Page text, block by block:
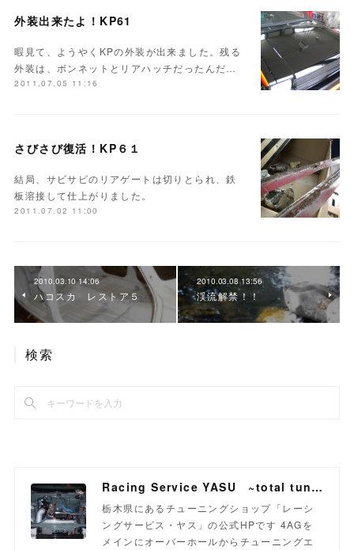
外装出来たよ！KP61
暇見て、ようやくKPの外装が出来ました。残る
外装は、ボンネットとリアハッチだったんだ…
2011.07.05 11:16
さびさび復活！KP６１
結局、サビサビのリアゲートは切りとられ、鉄
板溶接して仕上がりました。
2011.07.02 11:00
2010.03.10 14:06
ハコスカ レストア５
2010.03.08 13:56
渓流解禁！！
検索
Racing Service YASU ~total tuning proshop~
栃木県にあるチューニングショップ「レーシ
ングサービス・ヤス」の公式HPです 4AGを
メインにオーバーホールからチューニングエ